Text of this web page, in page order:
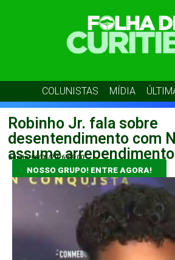
COLUNISTAS MÍDIA
Robinho Jr. fala sobre
desentendimento com
assume arrependimento
admin 06/05/2026 09:00
NOSSO GRUPO! ENTRE AGORA!